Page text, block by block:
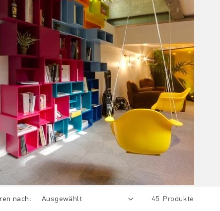
nach: 45 Produkte